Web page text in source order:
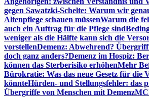
gegen Sawatzki-Schelte: Warum wir
Altenpflege schauen müssenWarum die
auch ein Auftrag für die Pflege sind
weniger als die Hälfte kann sich die
vorstellenDemenz: Abwehrend?
doch ganz anders?Demenz im Hospiz:
können das Sterberisiko erhöhenMehr
Bürokratie: Was das neue Gesetz für die
könnteHürden- und Stellungsfehler: das
Übergriffe von Menschen mit Demenz